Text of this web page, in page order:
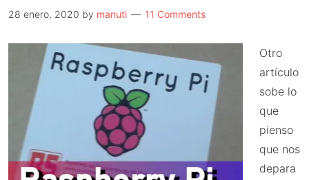
28 enero, 2020 by manuti 11 Comments
Otro
artículo
sobe lo
que
pienso
que nos
depara